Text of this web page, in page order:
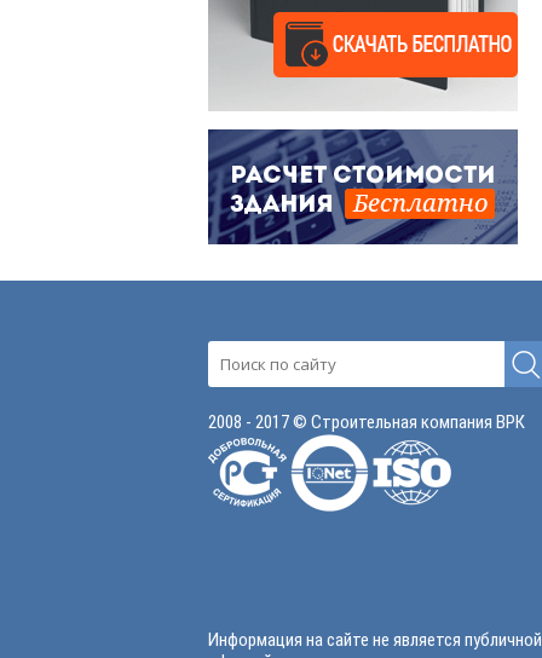
2008 - 2017 © Строительная компания ВРК
Информация на сайте не является публичной